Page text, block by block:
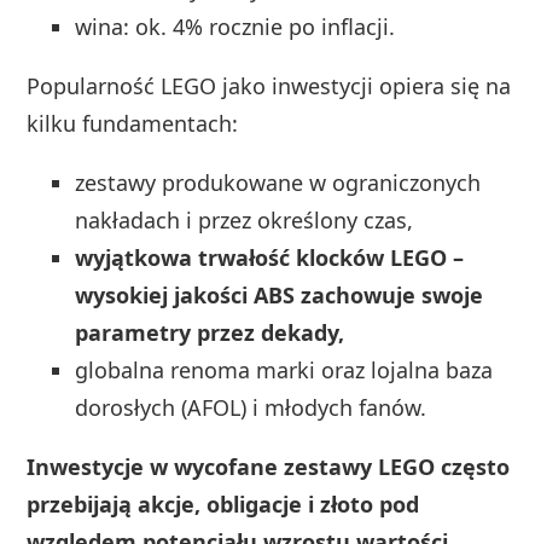
wina: ok. 4% rocznie po inflacji.
Popularność LEGO jako inwestycji opiera się na
kilku fundamentach:
zestawy produkowane w ograniczonych
nakładach i przez określony czas,
wyjątkowa trwałość klocków LEGO –
wysokiej jakości ABS zachowuje swoje
parametry przez dekady,
globalna renoma marki oraz lojalna baza
dorosłych (AFOL) i młodych fanów.
Inwestycje w wycofane zestawy LEGO często
przebijają akcje, obligacje i złoto pod